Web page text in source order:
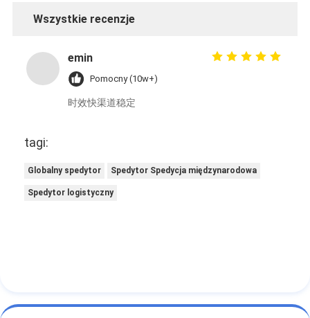
Wszystkie recenzje
emin
Pomocny (10w+)
时效快渠道稳定
tagi:
Globalny spedytor Spedytor Spedycja międzynarodowa
Spedytor logistyczny